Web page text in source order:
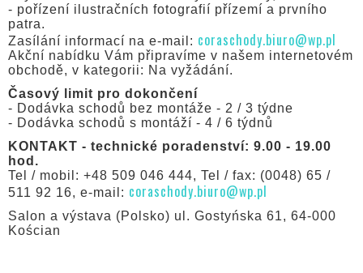
- pořízení ilustračních fotografií přízemí a prvního
patra.
Zasílání informací na e-mail: coraschody.biuro@wp.pl
Akční nabídku Vám připravíme v našem internetovém
obchodě, v kategorii: Na vyžádání.
Časový limit pro dokončení
- Dodávka schodů bez montáže - 2 / 3 týdne
- Dodávka schodů s montáží - 4 / 6 týdnů
KONTAKT - technické poradenství: 9.00 - 19.00
hod.
Tel / mobil: +48 509 046 444, Tel / fax: (0048) 65 /
511 92 16, e-mail: coraschody.biuro@wp.pl
Salon a výstava (Polsko) ul. Gostyńska 61, 64-000
Kościan